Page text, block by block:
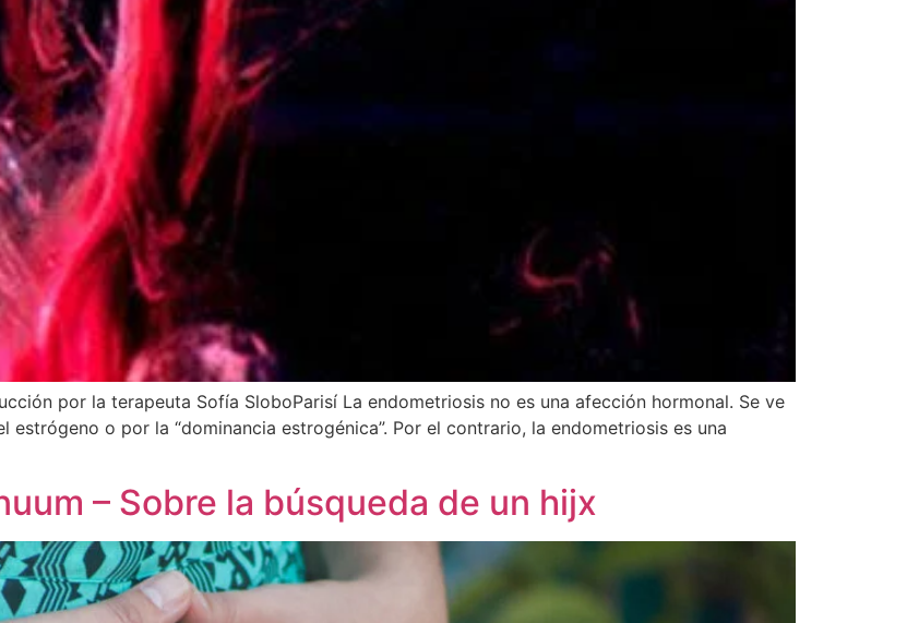
por la terapeuta Sofía SloboParisí La endometriosis no es una afección hormonal. Se ve
o por la “dominancia estrogénica”. Por el contrario, la endometriosis es una
– Sobre la búsqueda de un hijx